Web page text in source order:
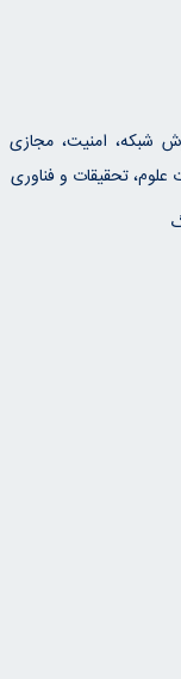
شبکه، امنیت، مجازی
علوم، تحقیقات و فناوری